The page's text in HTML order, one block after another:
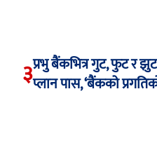
३प्रभु बैंकभित्र गुट, फुट र
प्लान पास, ‘बैंकको